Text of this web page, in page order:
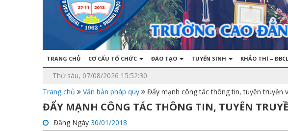
TRANG CHỦ CƠ CẤU TỔ CHỨC ĐÀO TẠO TUYỂN SINH KHẢO THÍ – ĐBCL
Thứ sáu, 07/08/2026 15:52:30
Trang chủ
Văn bản pháp quy Đẩy mạnh công tác thông tin, tuyên truyền
ĐẨY MẠNH CÔNG TÁC THÔNG TIN, TUYÊN
Đăng Ngày 30/01/2018